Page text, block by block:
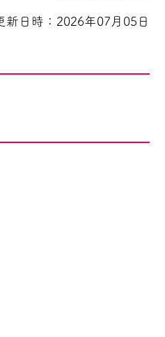
新日時：2026年07月05日